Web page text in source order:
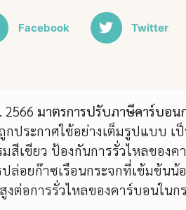
Facebook Twitter
2566 มาตรการปรับภาษีคาร์บอน
กประกาศใช้อย่างเต็มรูปแบบ
สีเขียว ป้องกันการรั่วไหลของ
ล่อยก๊าซเรือนกระจกที่เข้มข้น
งต่อการรั่วไหลของคาร์บอนใน